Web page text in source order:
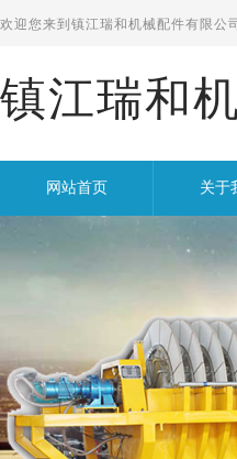
欢迎您来到 镇江瑞和机械配件有限公
镇江瑞和
网站首页 关于